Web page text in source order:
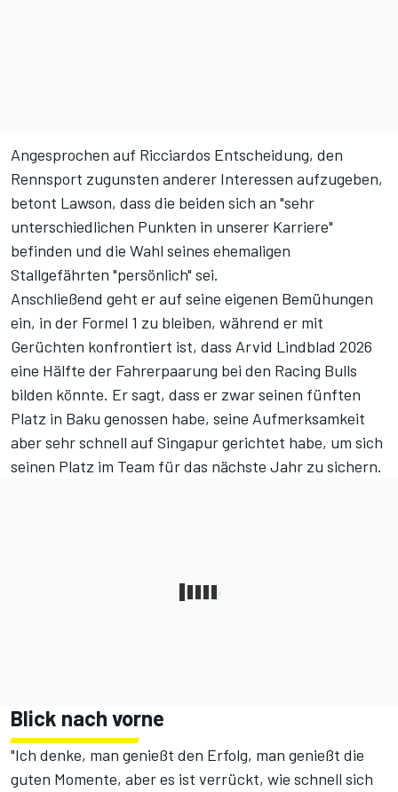
Angesprochen auf Ricciardos Entscheidung, den
Rennsport zugunsten anderer Interessen aufzugeben,
betont Lawson, dass die beiden sich an "sehr
unterschiedlichen Punkten in unserer Karriere"
befinden und die Wahl seines ehemaligen
Stallgefährten "persönlich" sei.
Anschließend geht er auf seine eigenen Bemühungen
ein, in der Formel 1 zu bleiben, während er mit
Gerüchten konfrontiert ist, dass Arvid Lindblad 2026
eine Hälfte der Fahrerpaarung bei den Racing Bulls
bilden könnte. Er sagt, dass er zwar seinen fünften
Platz in Baku genossen habe, seine Aufmerksamkeit
aber sehr schnell auf Singapur gerichtet habe, um sich
seinen Platz im Team für das nächste Jahr zu sichern.
Blick nach vorne
"Ich denke, man genießt den Erfolg, man genießt die
guten Momente, aber es ist verrückt, wie schnell sich